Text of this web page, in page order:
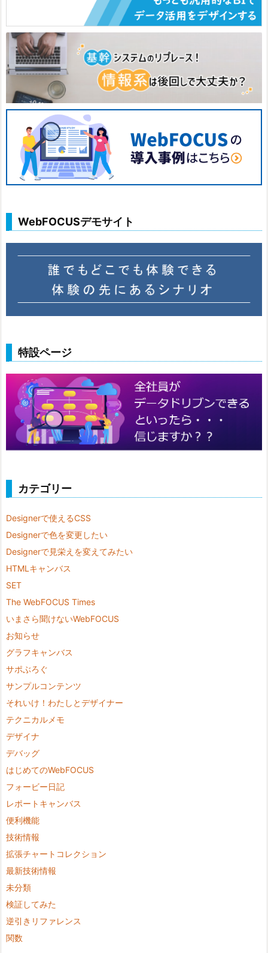
WebFOCUSデモサイト
特設ページ
カテゴリー
Designerで使えるCSS
Designerで色を変更したい
Designerで見栄えを変えてみたい
HTMLキャンバス
SET
The WebFOCUS Times
いまさら聞けないWebFOCUS
お知らせ
グラフキャンバス
サポぶろぐ
サンプルコンテンツ
それいけ！わたしとデザイナー
テクニカルメモ
デザイナ
デバッグ
はじめてのWebFOCUS
フォービー日記
レポートキャンバス
便利機能
技術情報
拡張チャートコレクション
最新技術情報
未分類
検証してみた
逆引きリファレンス
関数